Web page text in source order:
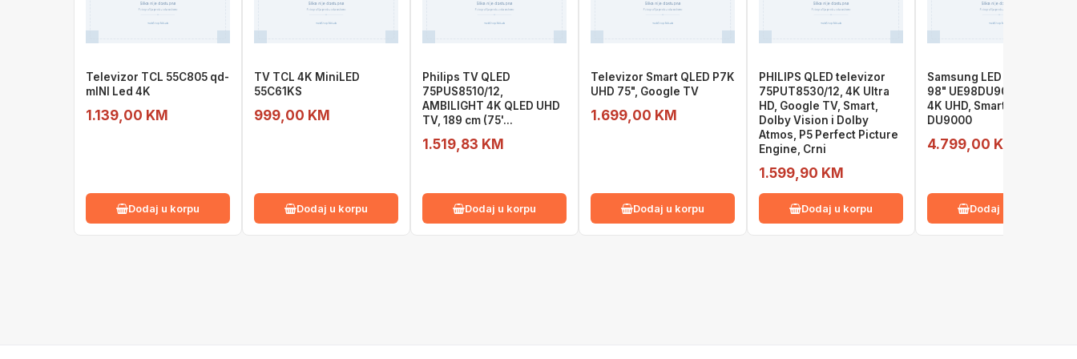
Televizor TCL 55C805 qd-
mINI Led 4K
1.139,00 KM
Dodaj u korpu
TV TCL 4K MiniLED
55C61KS
999,00 KM
Dodaj u korpu
Philips TV QLED
75PUS8510/12,
AMBILIGHT 4K QLED UHD
TV, 189 cm (75'...
1.519,83 KM
Dodaj u korpu
Televizor Smart QLED P7K
UHD 75", Google TV
1.699,00 KM
Dodaj u korpu
PHILIPS QLED televizor
75PUT8530/12, 4K Ultra
HD, Google TV, Smart,
Dolby Vision i Dolby
Atmos, P5 Perfect Picture
Engine, Crni
1.599,90 KM
Dodaj u korpu
Samsung LED televizor
98" UE98DU9072UXXH,
4K UHD, Smart TV, Tizen,
DU9000
4.799,00 KM
Dodaj u korpu